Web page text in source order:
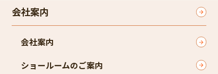
会社案内
会社案内
ショールームのご案内